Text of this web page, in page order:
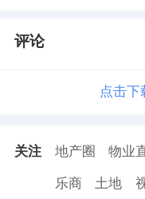
评论
点击下
关注 地产圈 物业
乐商 土地